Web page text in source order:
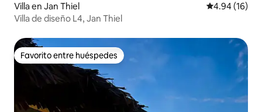
Villa en Jan Thiel Calificación
4.94 (16)
Villa de diseño L4, Jan Thiel
Favorito entre huéspedes
Favorito entre huéspedes